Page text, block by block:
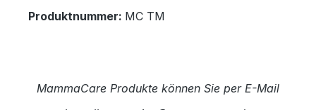
Produktnummer: MC TM
MammaCare Produkte können Sie per E-Mail